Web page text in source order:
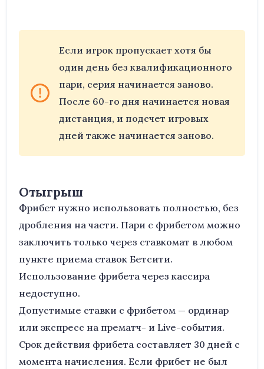
Если игрок пропускает хотя бы
один день без квалификационного
пари, серия начинается заново.
После 60-го дня начинается новая
дистанция, и подсчет игровых
дней также начинается заново.
Отыгрыш
Фрибет нужно использовать полностью, без
дробления на части. Пари с фрибетом можно
заключить только через ставкомат в любом
пункте приема ставок Бетсити.
Использование фрибета через кассира
недоступно.
Допустимые ставки с фрибетом — ординар
или экспресс на прематч- и Live-события.
Срок действия фрибета составляет 30 дней с
момента начисления. Если фрибет не был